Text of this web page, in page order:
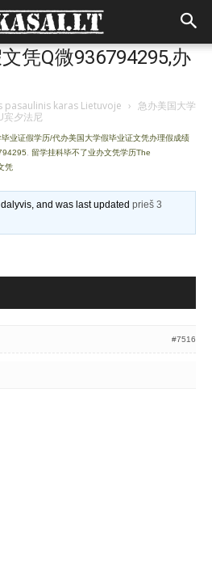
凭Q微936794295,办
pasaulinis karas Lietuvoje › 急办美国大学
宾夕法尼
业证假学历/代办美国大学假毕业证文凭办理假成绩
留学挂科毕不了业办文凭学历The
凭
and was last updatedprieš 3
#7516